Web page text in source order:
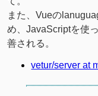
また、Vueの
め、JavaScriptを使
善される。
vetur/server at